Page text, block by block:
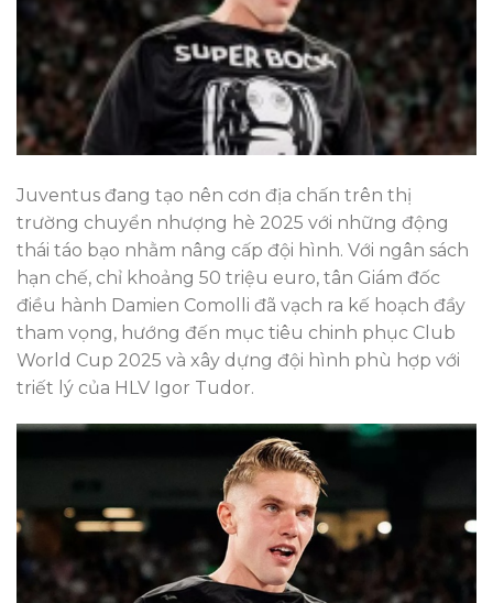
Juventus đang tạo nên cơn địa chấn trên thị
trường chuyển nhượng hè 2025 với những động
thái táo bạo nhằm nâng cấp đội hình. Với ngân sách
hạn chế, chỉ khoảng 50 triệu euro, tân Giám đốc
điều hành Damien Comolli đã vạch ra kế hoạch đầy
tham vọng, hướng đến mục tiêu chinh phục Club
World Cup 2025 và xây dựng đội hình phù hợp với
triết lý của HLV Igor Tudor.